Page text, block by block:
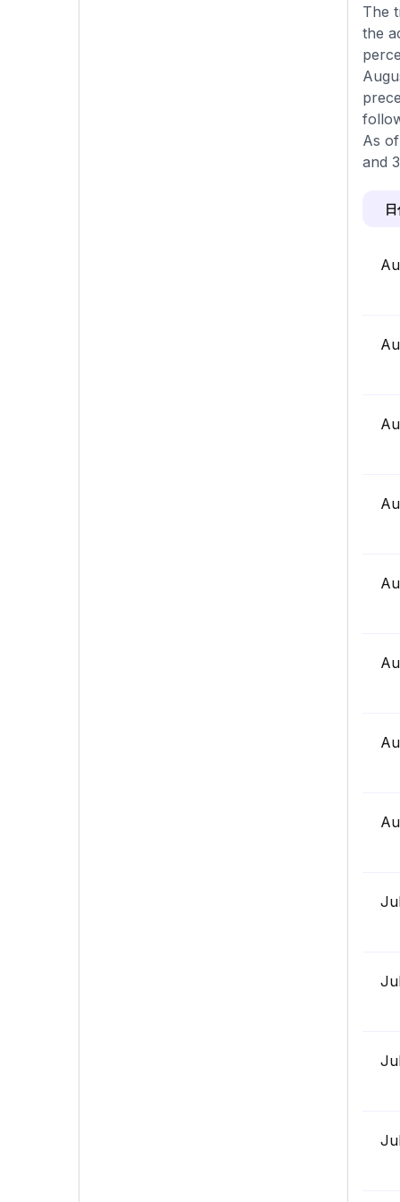
The
the
As
and